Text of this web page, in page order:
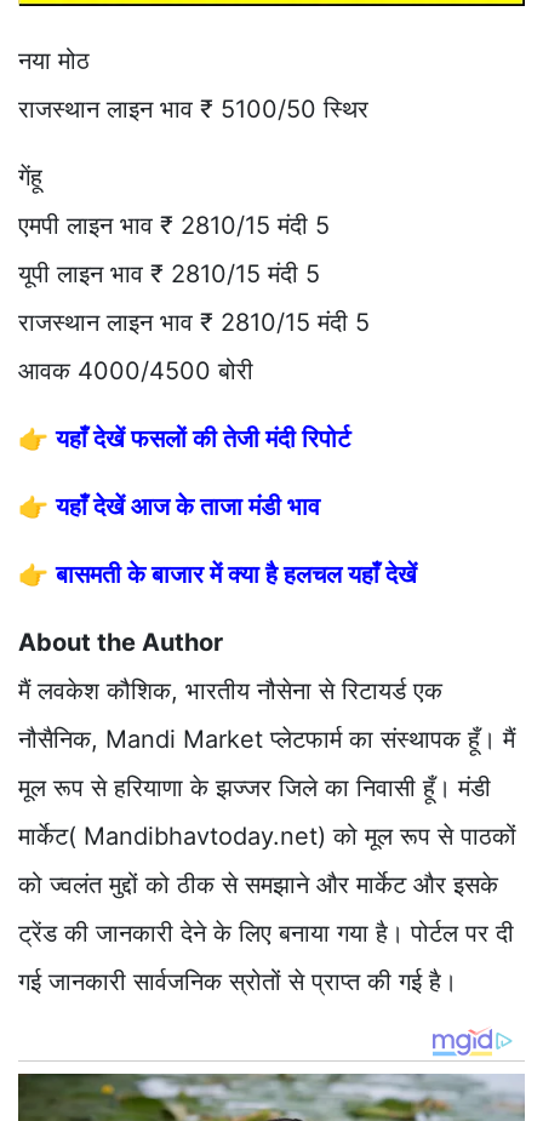
नया मोठ
राजस्थान लाइन भाव ₹ 5100/50 स्थिर
गेंहू
एमपी लाइन भाव ₹ 2810/15 मंदी 5
यूपी लाइन भाव ₹ 2810/15 मंदी 5
राजस्थान लाइन भाव ₹ 2810/15 मंदी 5
आवक 4000/4500 बोरी
👉यहाँ देखें फसलों की तेजी मंदी रिपोर्ट
👉यहाँ देखें आज के ताजा मंडी भाव
👉बासमती के बाजार में क्या है हलचल यहाँ देखें
About the Author
मैं लवकेश कौशिक, भारतीय नौसेना से रिटायर्ड एक
नौसैनिक, Mandi Market प्लेटफार्म का संस्थापक हूँ। मैं
मूल रूप से हरियाणा के झज्जर जिले का निवासी हूँ। मंडी
मार्केट( Mandibhavtoday.net) को मूल रूप से पाठकों
को ज्वलंत मुद्दों को ठीक से समझाने और मार्केट और इसके
ट्रेंड की जानकारी देने के लिए बनाया गया है। पोर्टल पर दी
गई जानकारी सार्वजनिक स्रोतों से प्राप्त की गई है।